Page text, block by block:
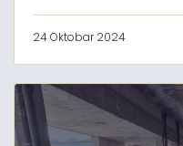
24 Oktobar 2024